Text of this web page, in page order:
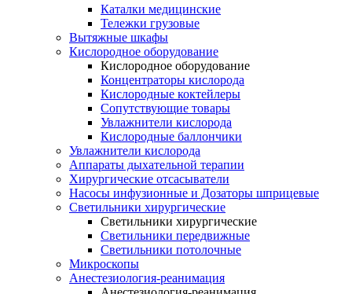
Каталки медицинские
Тележки грузовые
Вытяжные шкафы
Кислородное оборудование
Кислородное оборудование
Концентраторы кислорода
Кислородные коктейлеры
Сопутствующие товары
Увлажнители кислорода
Кислородные баллончики
Увлажнители кислорода
Аппараты дыхательной терапии
Хирургические отсасыватели
Насосы инфузионные и Дозаторы шприцевые
Светильники хирургические
Светильники хирургические
Светильники передвижные
Светильники потолочные
Микроскопы
Анестезиология-реанимация